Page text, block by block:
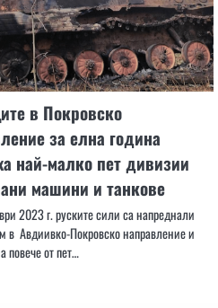
в Покровско
за елна година
най-малко пет дивизии
машини и танкове
2023 г. руските сили са напреднали
в Авдиивко-Покровско направление и
повече от пет…